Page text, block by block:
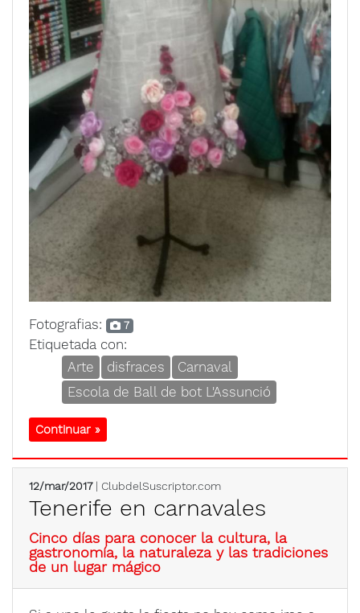
Fotografias: 7
Etiquetada con:
Arte
disfraces
Carnaval
Escola de Ball de bot L'Assunció
Continuar »
12/mar/2017| ClubdelSuscriptor.com
Tenerife en carnavales
Cinco días para conocer la cultura, la
gastronomía, la naturaleza y las tradiciones
de un lugar mágico